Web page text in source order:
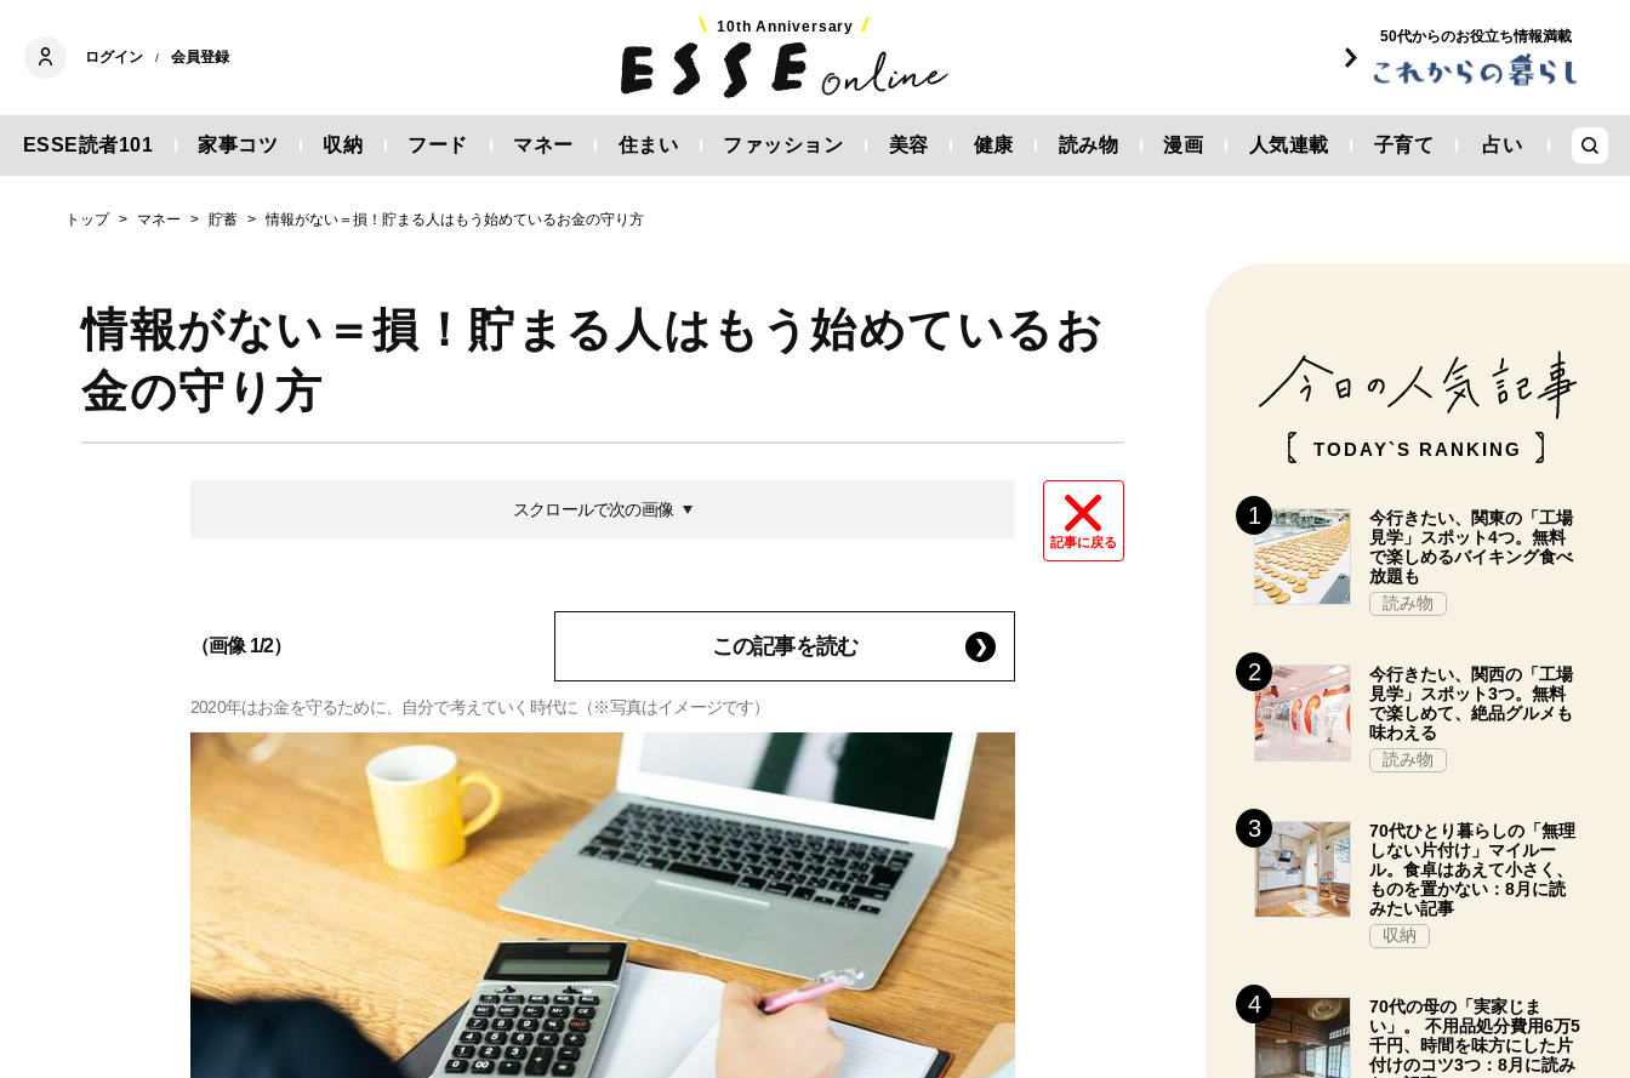
ログイン / 会員登録
10th Anniversary
50代からのお役立ち情報満載
ESSE読者101 家事コツ 収納 フード マネー 住まい ファッション 美容 健康 読み物 漫画 人気連載 子育て 占い
トップ マネー 貯蓄 情報がない＝損！貯まる人はもう始めているお金の守り方
情報がない＝損！貯まる人はもう始めているお
金の守り方
記事に戻る
スクロールで次の画像
（画像 1/2） この記事を読む
2020年はお金を守るために、自分で考えていく時代に（※写真はイメージです）
TODAY`S RANKING
今行きたい、関東の「工場
見学」スポット4つ。無料
で楽しめるバイキング食べ
放題も
読み物
今行きたい、関西の「工場
見学」スポット3つ。無料
で楽しめて、絶品グルメも
味わえる
読み物
70代ひとり暮らしの「無理
しない片付け」マイルー
ル。食卓はあえて小さく、
ものを置かない：8月に読
みたい記事
収納
70代の母の「実家じま
い」。 不用品処分費用6万5
千円、時間を味方にした片
付けのコツ3つ：8月に読み